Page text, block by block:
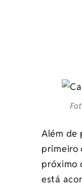
Além de
primeiro
próximo
está